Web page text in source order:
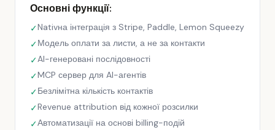
Основні функції:
✓Nativна інтеграція з Stripe, Paddle, Lemon Squeezy
✓Модель оплати за листи, а не за контакти
✓AI-генеровані послідовності
✓MCP сервер для AI-агентів
✓Безлімітна кількість контактів
✓Revenue attribution від кожної розсилки
✓Автоматизації на основі billing-подій